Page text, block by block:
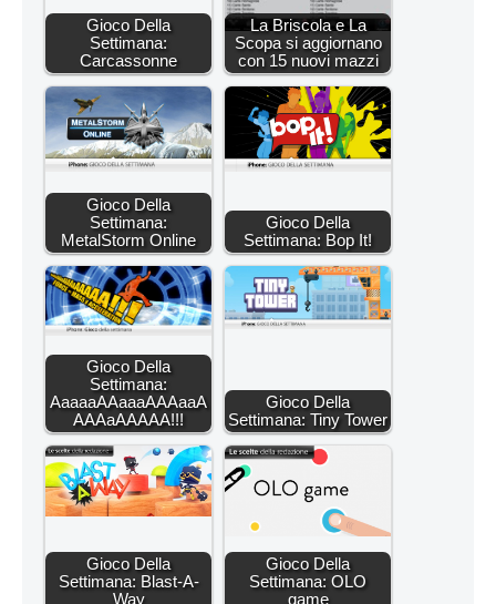
Gioco Della
Settimana:
Carcassonne
La Briscola e La
Scopa si aggiornano
con 15 nuovi mazzi
Gioco Della
Settimana:
MetalStorm Online
Gioco Della
Settimana: Bop It!
Gioco Della
Settimana:
AaaaaAAaaaAAAaaA
AAAaAAAAA!!!
Gioco Della
Settimana: Tiny Tower
Gioco Della
Settimana: Blast-A-
Way
Gioco Della
Settimana: OLO
game